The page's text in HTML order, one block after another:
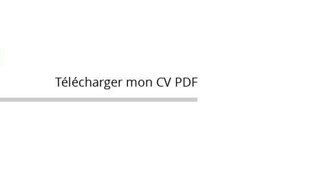
Télécharger mon CV PDF